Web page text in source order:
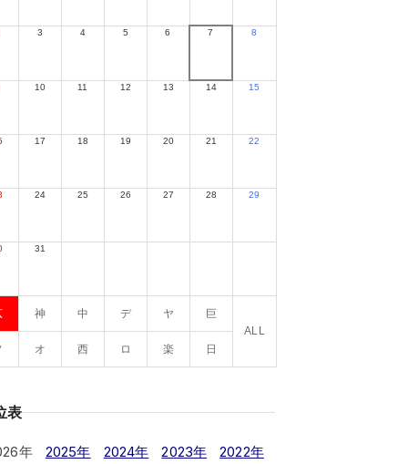
3 4 5 6 7 8
10 11 12 13 14 15
17 18 19 20 21 22
24 25 26 27 28 29
31
神 中 デ ヤ
巨
ALL
オ 西 ロ 楽 日
表
年 2025年 2024年 2023年
2022年